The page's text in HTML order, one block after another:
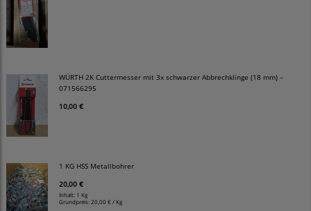
WÜRTH 2K Cuttermesser mit 3x schwarzer Abbrechklinge (18 mm) –
071566295
10,00 €
1 KG HSS Metallbohrer
20,00 €
Inhalt: 1 Kg
Grundpreis: 20,00 € / Kg